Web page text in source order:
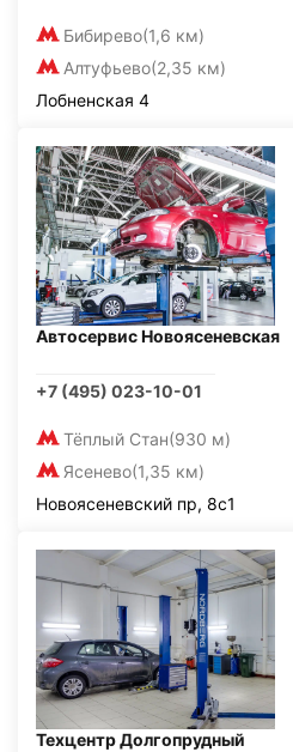
Бибирево(1,6 км)
Алтуфьево(2,35 км)
Лобненская 4
Автосервис Новоясеневская
+7 (495) 023-10-01
Тёплый Стан(930 м)
Ясенево(1,35 км)
Новоясеневский пр, 8с1
Техцентр Долгопрудный